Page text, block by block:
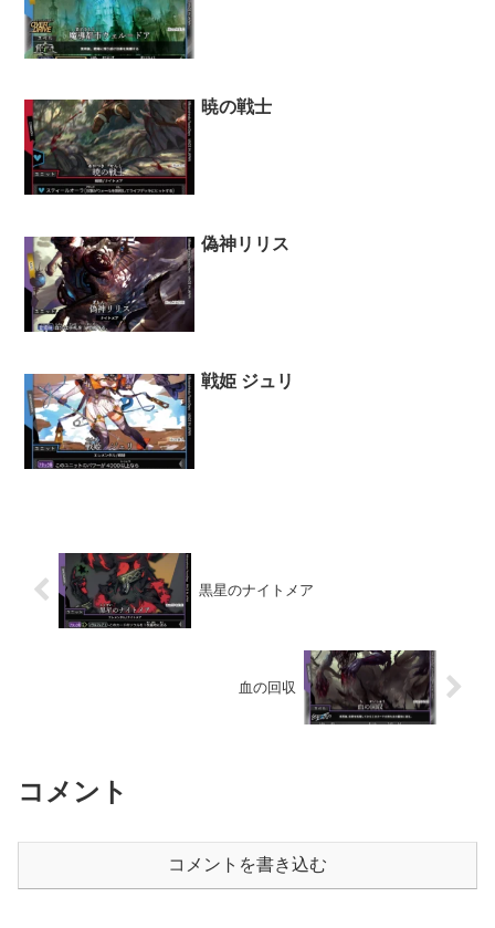
暁の戦士
偽神リリス
戦姫 ジュリ
黒星のナイトメア
血の回収
コメント
コメントを書き込む